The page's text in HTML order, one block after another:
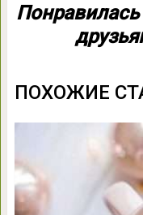
Понравилась
ПОХОЖИЕ